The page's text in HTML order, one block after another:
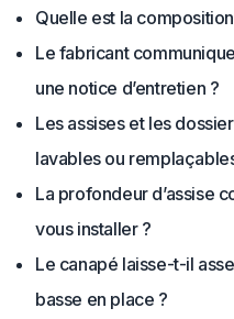
Quelle est la
Le fabricant
une notice d’entretien ?
Les assises et les
lavables ou
La profondeur d’assise
vous installer ?
Le canapé laisse-t-il
basse en place ?